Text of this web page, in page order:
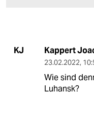
KJ Kappert
23.02.2022,
Wie sind
Luhansk?